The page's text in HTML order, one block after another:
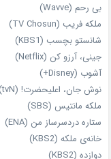
بی‌ رحم (Wavve)
ملکه فریب (TV Chosun)
شانستو بچسب (KBS1)
جینی، آرزو کن (Netflix)
آشوب (Disney+)
نوش جان، اعلیحضرت! (tvN)
ملکه‌ مانتیس (SBS)
ستاره دردسرساز من (ENA)
خانه‌ی ملکه (KBS2)
دوازده (KBS2)